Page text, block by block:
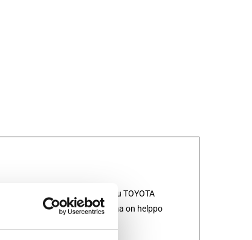
tarrasuojaläppään on printattu TOYOTA
kantokahva. Piknikhuopaa on helppo